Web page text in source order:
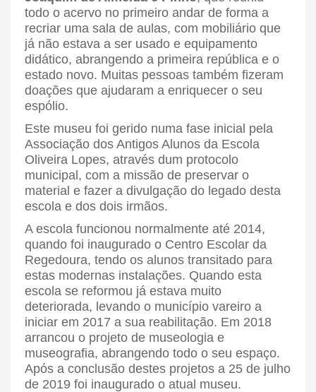
todo o acervo no primeiro andar de forma a
recriar uma sala de aulas, com mobiliário que
já não estava a ser usado e equipamento
didático, abrangendo a primeira república e o
estado novo. Muitas pessoas também fizeram
doações que ajudaram a enriquecer o seu
espólio.
Este museu foi gerido numa fase inicial pela
Associação dos Antigos Alunos da Escola
Oliveira Lopes, através dum protocolo
municipal, com a missão de preservar o
material e fazer a divulgação do legado desta
escola e dos dois irmãos.
A escola funcionou normalmente até 2014,
quando foi inaugurado o Centro Escolar da
Regedoura, tendo os alunos transitado para
estas modernas instalações. Quando esta
escola se reformou já estava muito
deteriorada, levando o município vareiro a
iniciar em 2017 a sua reabilitação. Em 2018
arrancou o projeto de museologia e
museografia, abrangendo todo o seu espaço.
Após a conclusão destes projetos a 25 de julho
de 2019 foi inaugurado o atual museu.